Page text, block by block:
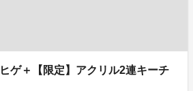
ゲ＋【限定】アクリル2連キーチ